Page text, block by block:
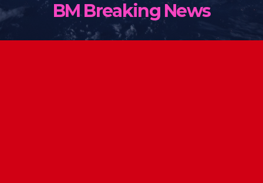
BM Breaking News